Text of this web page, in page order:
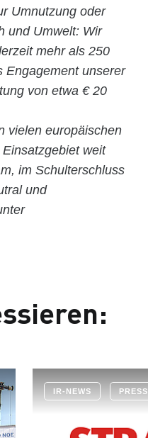
Umnutzung oder
und Umwelt: Wir
mehr als 250
Engagement unserer
von etwa € 20
vielen europäischen
weit
im Schulterschluss
und
IR-NEWS